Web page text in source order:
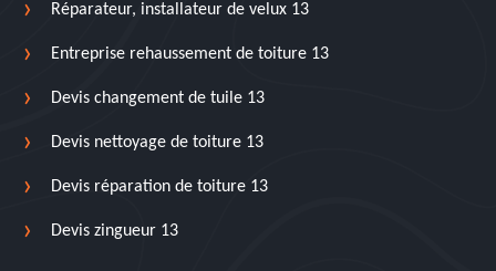
Réparateur, installateur de velux 13
Entreprise rehaussement de toiture 13
Devis changement de tuile 13
Devis nettoyage de toiture 13
Devis réparation de toiture 13
Devis zingueur 13